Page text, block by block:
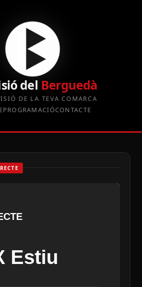
del Berguedà
DE LA TEVA COMARCA
PROGRAMACIÓCONTACTE
Estiu